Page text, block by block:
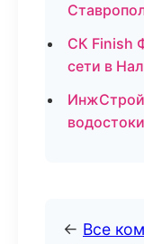
СК Finish
сети в
← Все